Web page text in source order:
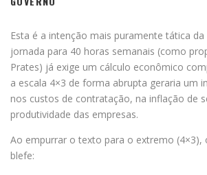
Esta é a intenção mais puramente tática
jornada para 40 horas semanais (como
Prates) já exige um cálculo econômico
a escala 4×3 de forma abrupta geraria um
nos custos de contratação, na inflação de
produtividade das empresas.
Ao empurrar o texto para o extremo (4×3),
blefe: